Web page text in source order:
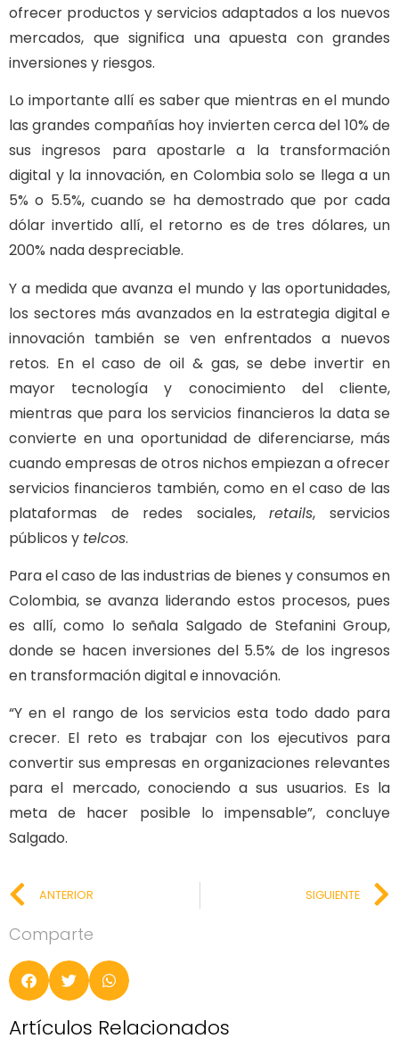
ofrecer productos y servicios adaptados a los nuevos
mercados, que significa una apuesta con grandes
inversiones y riesgos.
Lo importante allí es saber que mientras en el mundo
las grandes compañías hoy invierten cerca del 10% de
sus ingresos para apostarle a la transformación
digital y la innovación, en Colombia solo se llega a un
5% o 5.5%, cuando se ha demostrado que por cada
dólar invertido allí, el retorno es de tres dólares, un
200% nada despreciable.
Y a medida que avanza el mundo y las oportunidades,
los sectores más avanzados en la estrategia digital e
innovación también se ven enfrentados a nuevos
retos. En el caso de oil & gas, se debe invertir en
mayor tecnología y conocimiento del cliente,
mientras que para los servicios financieros la data se
convierte en una oportunidad de diferenciarse, más
cuando empresas de otros nichos empiezan a ofrecer
servicios financieros también, como en el caso de las
plataformas de redes sociales,retails, servicios
públicos y telcos.
Para el caso de las industrias de bienes y consumos en
Colombia, se avanza liderando estos procesos, pues
es allí, como lo señala Salgado de Stefanini Group,
donde se hacen inversiones del 5.5% de los ingresos
en transformación digital e innovación.
“Y en el rango de los servicios esta todo dado para
crecer. El reto es trabajar con los ejecutivos para
convertir sus empresas en organizaciones relevantes
para el mercado, conociendo a sus usuarios. Es la
meta de hacer posible lo impensable”, concluye
Salgado.
ANTERIOR SIGUIENTE
Comparte
Artículos Relacionados